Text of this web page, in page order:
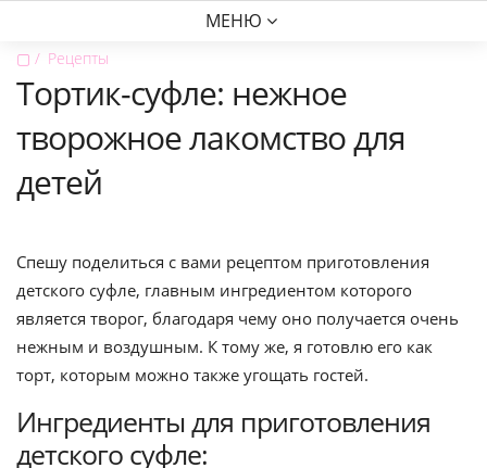
МЕНЮ
▢ Рецепты
Тортик-суфле: нежное
творожное лакомство для
детей
Спешу поделиться с вами рецептом приготовления
детского суфле, главным ингредиентом которого
является творог, благодаря чему оно получается очень
нежным и воздушным. К тому же, я готовлю его как
торт, которым можно также угощать гостей.
Ингредиенты для приготовления
детского суфле: